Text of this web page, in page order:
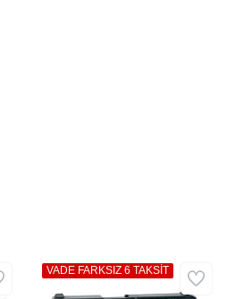
VADE FARKSIZ 6 TAKSİT